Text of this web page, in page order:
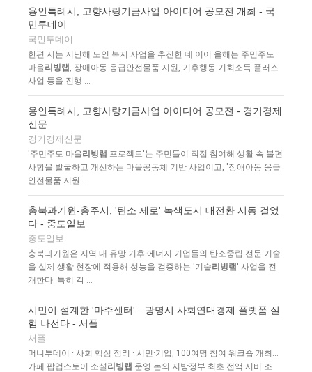
용인특례시, 고향사랑기금사업 아이디어 공모전 개최 - 국
민투데이
국민투데이
한편 시는 지난해 노인 복지 사업을 추진한 데 이어 올해는 주민주도
마을리빙랩 , 장애아동 응급안전물품 지원, 기후행동 기회소득 플러스
사업 등을 진행 ...
용인특례시, 고향사랑기금사업 아이디어 공모전 - 경기경제
신문
경기경제신문
'주민주도 마을리빙랩 프로젝트'는 주민들이 직접 참여해 생활 속 불편
사항을 발굴하고 개선하는 마을공동체 기반 사업이고, '장애아동 응급
안전물품 지원 ...
충북과기원-충주시, '탄소 제로' 녹색도시 대전환 시동 걸었
다 - 중도일보
중도일보
충북과기원은 지역 내 유망 기후·에너지 기업들의 탄소중립 전문 기술
을 실제 생활 현장에 적용해 성능을 검증하는 '기술리빙랩' 사업을 전
개한다. 특히 각 ...
시민이 설계한 '마주센터'…광명시 사회연대경제 플랫폼 실
험 나선다 - 서플
서플
머니투데이 · 사회 핵심 정리 · 시민·기업, 100여명 참여 워크숍 개최…
카페·팝업스토어·소셜 리빙랩 운영 논의 지방정부 최초 전액 시비 조